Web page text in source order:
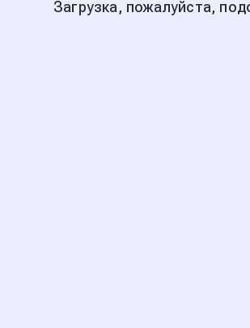
Загрузка, пожалуйста,